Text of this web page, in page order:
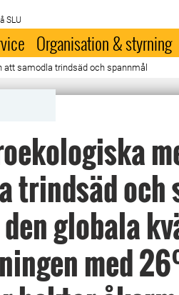
SLU
Organisation & styrning
att samodla trindsäd och spannmål
trindsäd och
globala
med